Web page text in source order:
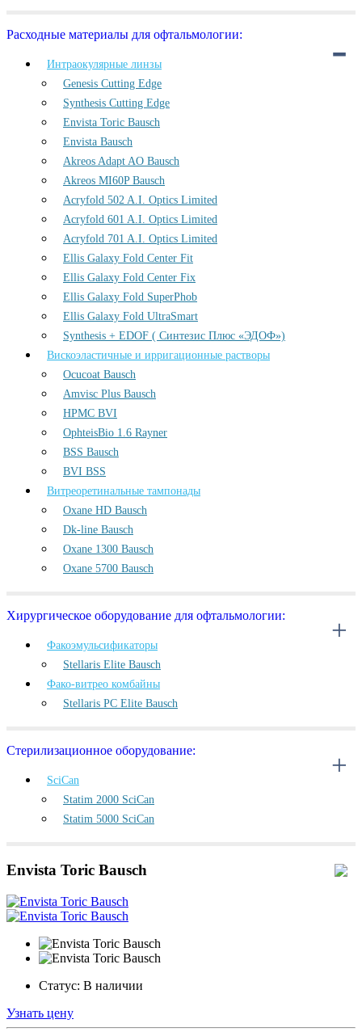
Расходные материалы для офтальмологии:
Интраокулярные линзы
Genesis Cutting Edge
Synthesis Cutting Edge
Envista Toric Bausch
Envista Bausch
Akreos Adapt AO Bausch
Akreos MI60P Bausch
Acryfold 502 A.I. Optics Limited
Acryfold 601 A.I. Optics Limited
Acryfold 701 A.I. Optics Limited
Ellis Galaxy Fold Center Fit
Ellis Galaxy Fold Center Fix
Ellis Galaxy Fold SuperPhob
Ellis Galaxy Fold UltraSmart
Synthesis + EDOF ( Синтезис Плюс «ЭДОФ»)
Вискоэластичные и ирригационные растворы
Ocucoat Bausch
Amvisc Plus Bausch
HPMC BVI
OphteisBio 1.6 Rayner
BSS Bausch
BVI BSS
Витреоретинальные тампонады
Oxane HD Bausch
Dk-line Bausch
Oxane 1300 Bausch
Oxane 5700 Bausch
Хирургическое оборудование для офтальмологии:
Факоэмульсификаторы
Stellaris Elite Bausch
Фако-витрео комбайны
Stellaris PC Elite Bausch
Стерилизационное оборудование:
SciCan
Statim 2000 SciCan
Statim 5000 SciCan
Envista Toric Bausch
Статус: В наличии
Узнать цену